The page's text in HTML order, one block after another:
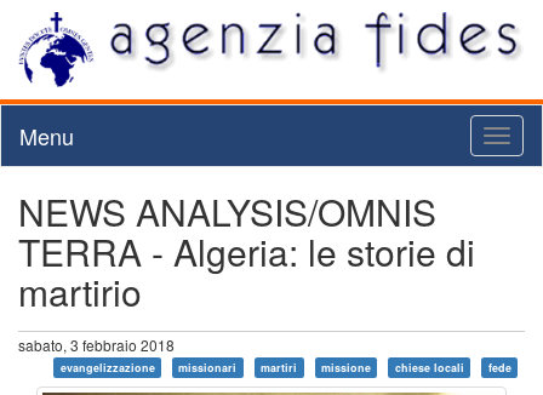
Menu
NEWS ANALYSIS/OMNIS
TERRA - Algeria: le storie di
martirio
sabato, 3 febbraio 2018
evangelizzazione missionari martiri missione chiese locali fede